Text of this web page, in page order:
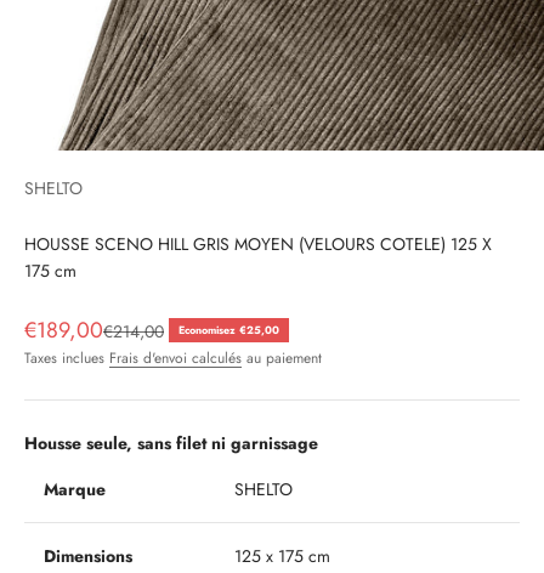
SHELTO
HOUSSE SCENO HILL GRIS MOYEN (VELOURS COTELE) 125 X
175 cm
Prix de vente
€189,00Prix normal
€214,00 Economisez €25,00
Taxes inclues Frais d'envoi calculés au paiement
Housse seule, sans filet ni garnissage
Marque
SHELTO
Dimensions 125 x 175 cm